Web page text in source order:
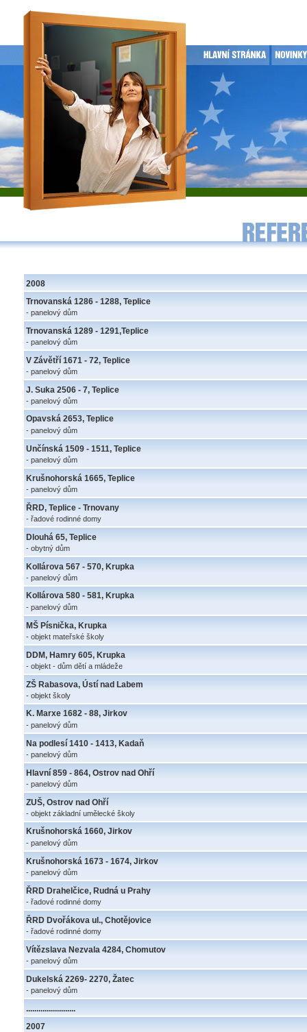
2008
Trnovanská 1286 - 1288, Teplice
- panelový dům
Trnovanská 1289 - 1291,Teplice
- panelový dům
V Závětří 1671 - 72, Teplice
- panelový dům
J. Suka 2506 - 7, Teplice
- panelový dům
Opavská 2653, Teplice
- panelový dům
Unčínská 1509 - 1511, Teplice
- panelový dům
Krušnohorská 1665, Teplice
- panelový dům
ŘRD, Teplice - Trnovany
- řadové rodinné domy
Dlouhá 65, Teplice
- obytný dům
Kollárova 567 - 570, Krupka
- panelový dům
Kollárova 580 - 581, Krupka
- panelový dům
MŠ Písnička, Krupka
- objekt mateřské školy
DDM, Hamry 605, Krupka
- objekt - dům dětí a mládeže
ZŠ Rabasova, Ústí nad Labem
- objekt školy
K. Marxe 1682 - 88, Jirkov
- panelový dům
Na podlesí 1410 - 1413, Kadaň
- panelový dům
Hlavní 859 - 864, Ostrov nad Ohří
- panelový dům
ZUŠ, Ostrov nad Ohří
- objekt základní umělecké školy
Krušnohorská 1660, Jirkov
- panelový dům
Krušnohorská 1673 - 1674, Jirkov
- panelový dům
ŘRD Drahelčice, Rudná u Prahy
- řadové rodinné domy
ŘRD Dvořákova ul., Chotějovice
- řadové rodinné domy
Vítězslava Nezvala 4284, Chomutov
- panelový dům
Dukelská 2269- 2270, Žatec
- panelový dům
........................
2007